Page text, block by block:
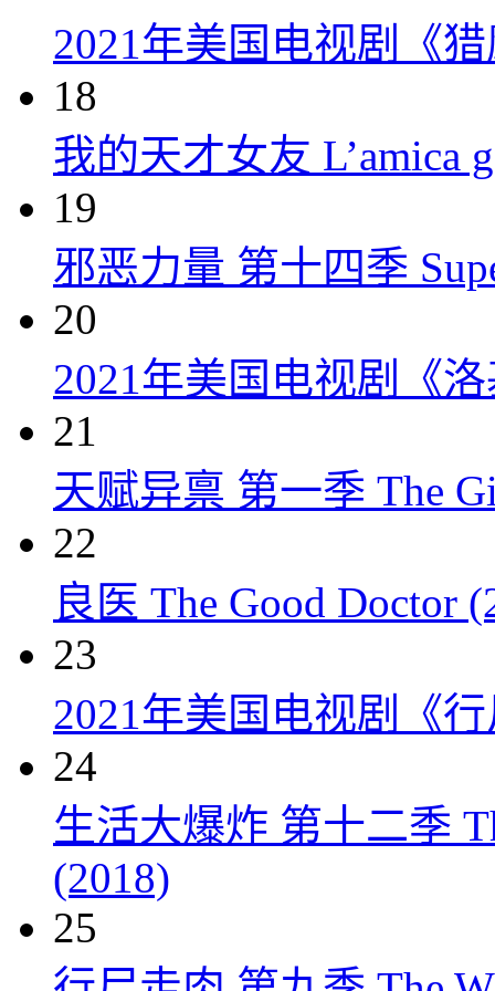
2021年美国电视剧《
18
我的天才女友 L’amica
19
邪恶力量 第十四季
20
2021年美国电视剧《
21
天赋异禀 第一季 The
22
良医 The Good Doctor
23
2021年美国电视剧《
24
生活大爆炸 第十二季
(2018)
25